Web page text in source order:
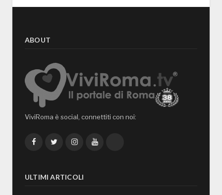
ABOUT
ViviRoma è social, connettiti con noi:
FacebookTwitterInstagramYouTube
ULTIMI ARTICOLI